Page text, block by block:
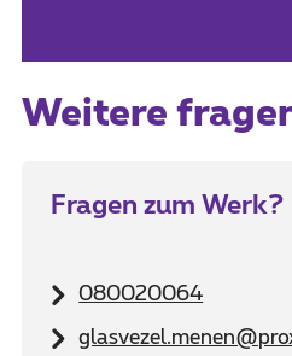
Weitere
Fragen zum Werk?
080020064